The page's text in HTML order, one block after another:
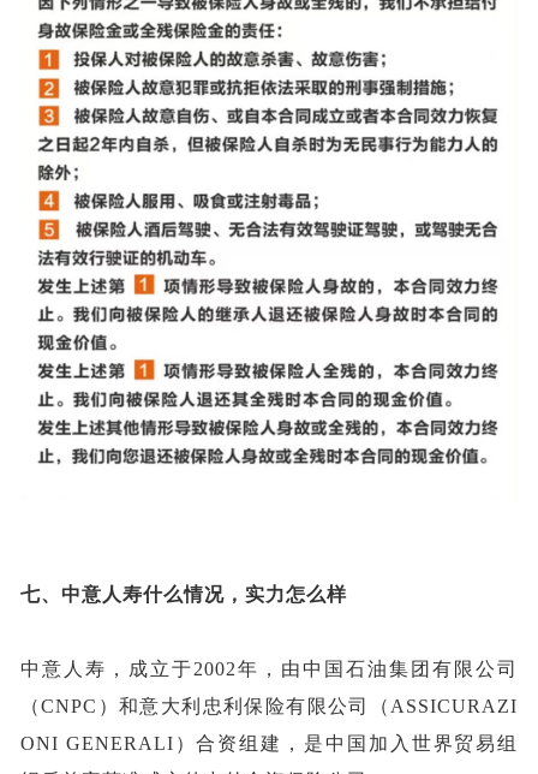
七、 中意人寿什么情况，实力怎么样
中意人寿，成立于2002年，由中国石油集团有限公司
（CNPC）和意大利忠利保险有限公司（ASSICURAZI
ONI GENERALI）合资组建，是中国加入世界贸易组